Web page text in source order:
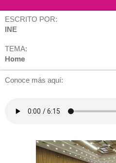
ESCRITO POR:
INE
TEMA:
Home
Conoce más aquí: